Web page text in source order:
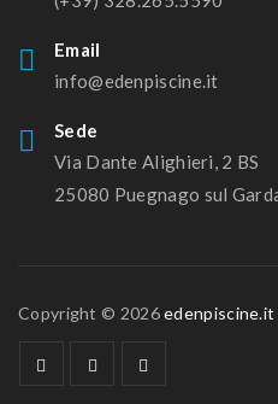
Email
info@edenpiscine.it
Sede
Via Dante Alighieri, 2 BS
25080 Puegnago sul
Copyright © 2026edenpiscine.it